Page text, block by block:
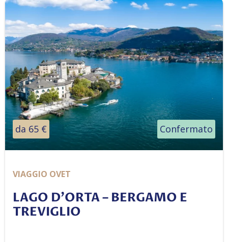
da 65 € Confermato
VIAGGIO OVET
LAGO D’ORTA – BERGAMO E
TREVIGLIO